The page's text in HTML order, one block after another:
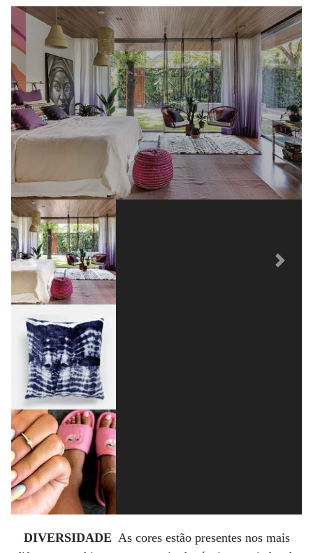
Previous Next
DIVERSIDADE As cores estão presentes nos mais